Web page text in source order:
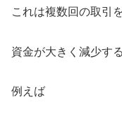
これは複数回の取引
資金が大きく減少す
例えば